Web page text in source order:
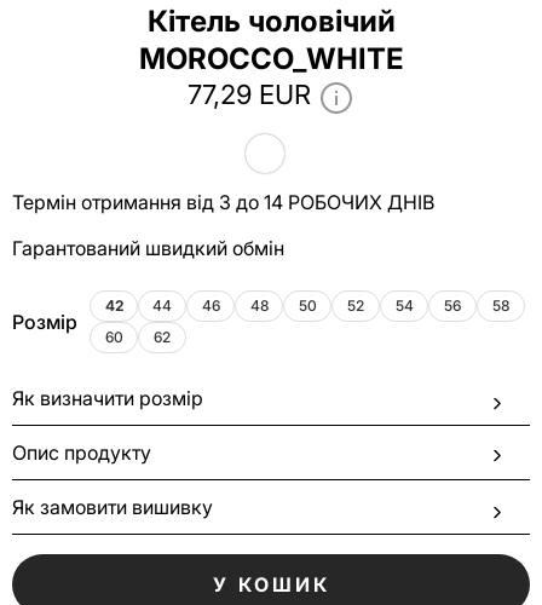
Кітель чоловічий
MOROCCO_WHITE
77,29 EUR
Термін отримання від 3 до 14 РОБОЧИХ ДНІВ
Гарантований швидкий обмін
Розмір
42 44 46 48 50 52 54 56
58
60
62
Як визначити розмір
Опис продукту
Як замовити вишивку
У КОШИК